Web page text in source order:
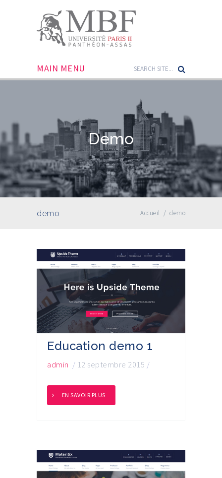
MAIN MENU
Demo
demo Accueil / demo
Education demo 1
admin / 12 septembre 2015 /
EN SAVOIR PLUS